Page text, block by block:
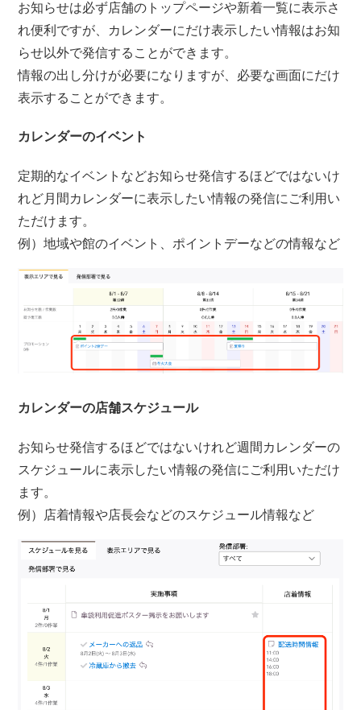
お知らせは必ず店舗のトップページや新着一覧に表示さ
れ便利ですが、カレンダーにだけ表示したい情報はお知
らせ以外で発信することができます。
情報の出し分けが必要になりますが、必要な画面にだけ
表示することができます。
カレンダーのイベント
定期的なイベントなどお知らせ発信するほどではないけ
れど月間カレンダーに表示したい情報の発信にご利用い
ただけます。
例）地域や館のイベント、ポイントデーなどの情報など
カレンダーの店舗スケジュール
お知らせ発信するほどではないけれど週間カレンダーの
スケジュールに表示したい情報の発信にご利用いただけ
ます。
例）店着情報や店長会などのスケジュール情報など